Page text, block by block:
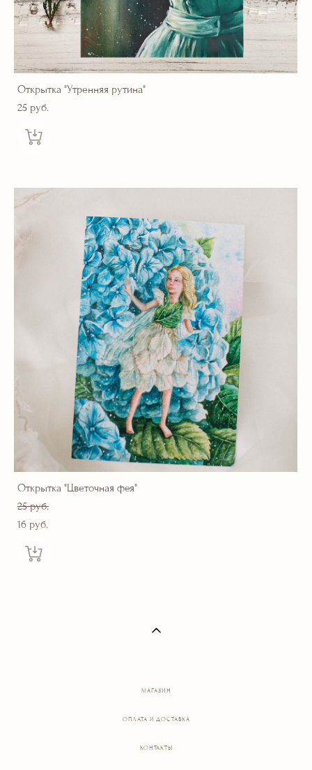
Открытка "Утренняя рутина"
25 pуб.
Открытка "Цветочная фея"
25 pуб.
16 pуб.
МАГАЗИН
ОПЛАТА И ДОСТАВКА
КОНТАКТЫ